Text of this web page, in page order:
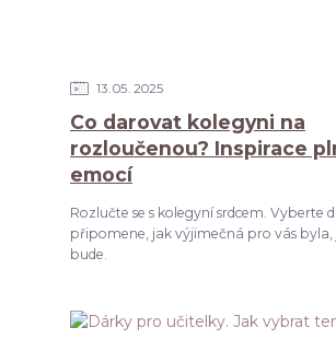
13 05 2025
Co darovat kolegyni na
rozloučenou? Inspirace
emocí
Rozlučte se s kolegyní srdcem. Vyberte
připomene, jak výjimečná pro vás byla,
bude.